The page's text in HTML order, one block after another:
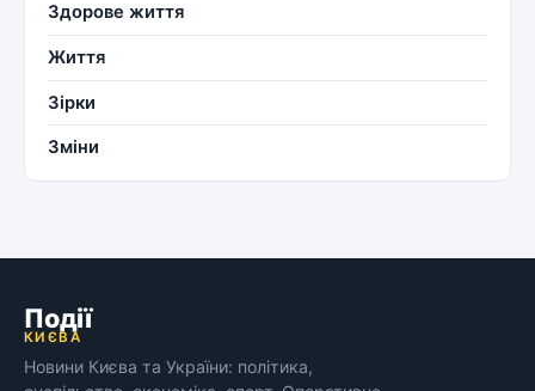
Здорове життя
Життя
Зірки
Зміни
Події
КИЄВА
Новини Києва та України: політика,